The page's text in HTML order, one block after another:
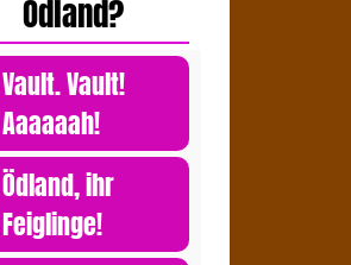
Ödland?
Vault. Vault!
Aaaaaah!
Ödland, ihr
Feiglinge!